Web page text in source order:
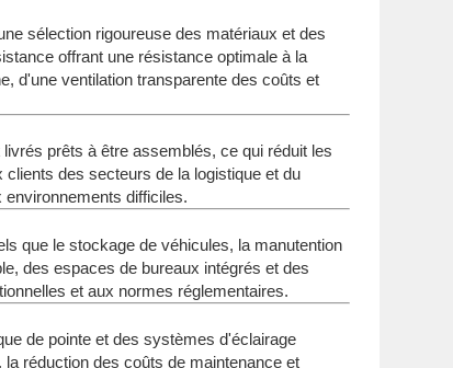
sélection rigoureuse des matériaux et des
offrant une résistance optimale à la
d'une ventilation transparente des coûts et
prêts à être assemblés, ce qui réduit les
des secteurs de la logistique et du
difficiles.
que le stockage de véhicules, la manutention
des espaces de bureaux intégrés et des
et aux normes réglementaires.
de pointe et des systèmes d'éclairage
réduction des coûts de maintenance et